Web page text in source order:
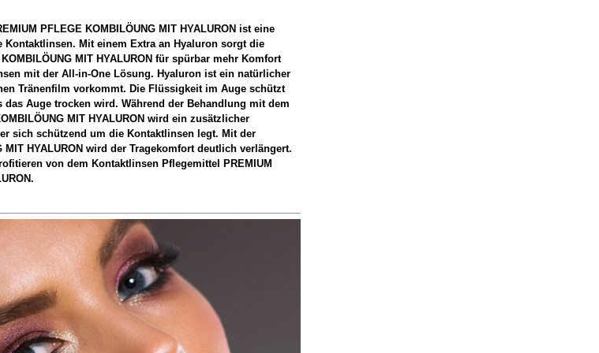
PFLEGE KOMBILÖUNG MIT HYALURON ist eine
Kontaktlinsen. Mit einem Extra an Hyaluron sorgt die
MIT HYALURON für spürbar mehr Komfort
mit der All-in-One Lösung. Hyaluron ist ein natürlicher
Tränenfilm vorkommt. Die Flüssigkeit im Auge schützt
Auge trocken wird. Während der Behandlung mit dem
MIT HYALURON wird ein zusätzlicher
sich schützend um die Kontaktlinsen legt. Mit der
MIT HYALURON wird der Tragekomfort deutlich verlängert.
von dem Kontaktlinsen Pflegemittel PREMIUM